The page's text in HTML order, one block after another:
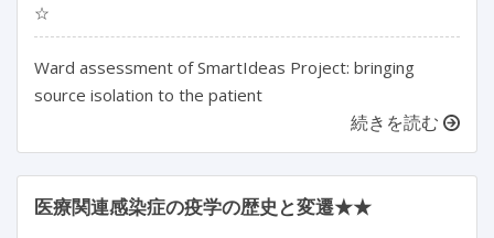
☆
Ward assessment of SmartIdeas Project: bringing
source isolation to the patient
続きを読む
医療関連感染症の疫学の歴史と変遷★★